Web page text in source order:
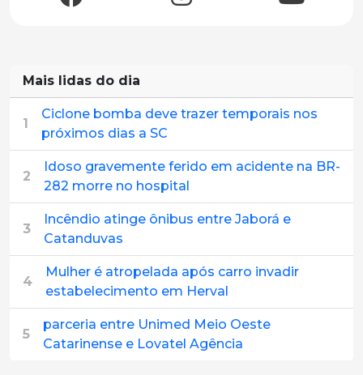
Mais lidas do dia
1
Ciclone bomba deve trazer temporais nos
próximos dias a SC
2
Idoso gravemente ferido em acidente na BR-
282 morre no hospital
3
Incêndio atinge ônibus entre Jaborá e
Catanduvas
4
Mulher é atropelada após carro invadir
estabelecimento em Herval
5
parceria entre Unimed Meio Oeste
Catarinense e Lovatel Agência